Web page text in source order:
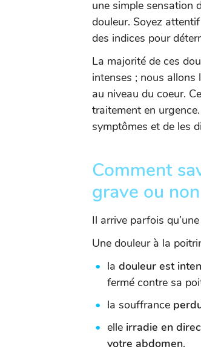
une simple sensation
douleur. Soyez
des indices pour
La majorité de ces
intenses ; nous allons
au niveau du coeur.
traitement en
symptômes et de les
Comment
grave ou
Il arrive parfois
Une douleur à la
la douleur est
fermé contre sa
la souffrance
elle irradie en
votre abdomen.